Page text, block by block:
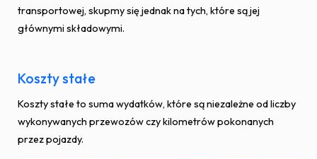
transportowej, skupmy się jednak na tych, które są jej
głównymi składowymi.
Koszty stałe
Koszty stałe to suma wydatków, które są niezależne od liczby
wykonywanych przewozów czy kilometrów pokonanych
przez pojazdy.